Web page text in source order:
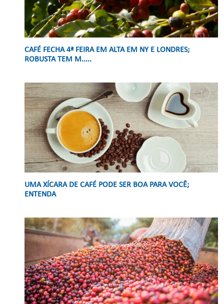
CAFÉ FECHA 4ª FEIRA EM ALTA EM NY E LONDRES;
ROBUSTA TEM M.....
UMA XÍCARA DE CAFÉ PODE SER BOA PARA VOCÊ;
ENTENDA